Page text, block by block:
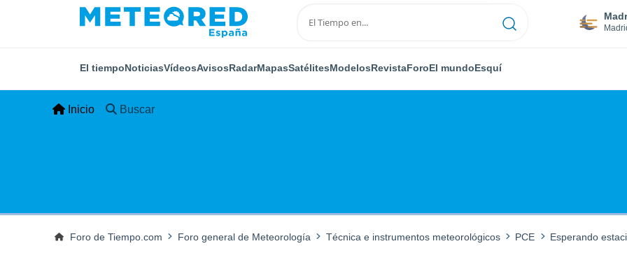
El tiempoNoticiasVídeosAvisosRadarMapasSatélitesModelosRevistaForoEl mundoEsquí
Inicio Buscar
Foro de Tiempo.com Foro general de Meteorología Técnica e instrumentos meteorológicos PCE Esperando